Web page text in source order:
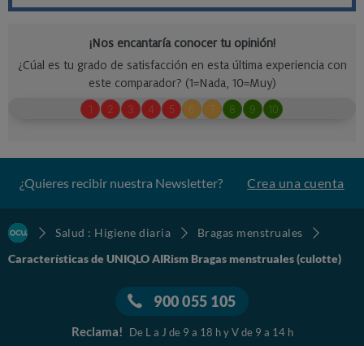
¿Quieres recibir nuestra Newsletter? Crea una cuenta
Salud : Higiene diaria
Bragas menstruales
Características de UNIQLO AIRism Bragas menstruales (culotte)
900 055 105
Reclama! De L a J de 9 a 18 h y V de 9 a 14 h